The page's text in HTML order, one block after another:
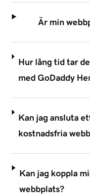
Är min
Hur lång tid tar
med GoDaddy
Kan jag ansluta
kostnadsfria
Kan jag koppla
webbplats?